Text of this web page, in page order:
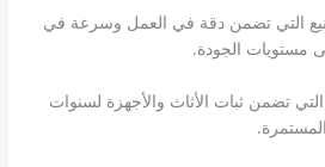
التي تضمن دقة في العمل وسرعة في
مستويات الجودة.
التي تضمن ثبات الأثاث والأجهزة لسنوات